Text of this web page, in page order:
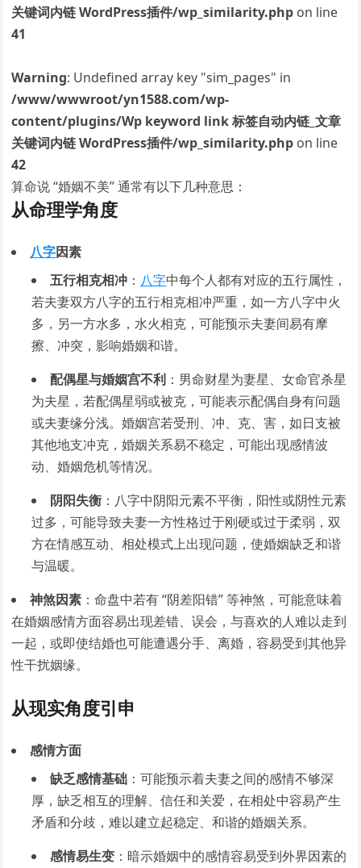
关键词内链 WordPress插件/wp_similarity.php on line
41
Warning: Undefined array key "sim_pages" in
/www/wwwroot/yn1588.com/wp-
content/plugins/Wp keyword link 标签自动内链_文章
关键词内链 WordPress插件/wp_similarity.php on line
42
算命说 “婚姻不美” 通常有以下几种意思：
从命理学角度
八字因素
五行相克相冲 ： 八字中每个人都有对应的五行属性，
若夫妻双方八字的五行相克相冲严重，如一方八字中火
多，另一方水多，水火相克，可能预示夫妻间易有摩
擦、冲突，影响婚姻和谐。
配偶星与婚姻宫不利 ：男命财星为妻星、女命官杀星
为夫星，若配偶星弱或被克，可能表示配偶自身有问题
或夫妻缘分浅。婚姻宫若受刑、冲、克、害，如日支被
其他地支冲克，婚姻关系易不稳定，可能出现感情波
动、婚姻危机等情况。
阴阳失衡 ：八字中阴阳元素不平衡，阳性或阴性元素
过多，可能导致夫妻一方性格过于刚硬或过于柔弱，双
方在情感互动、相处模式上出现问题，使婚姻缺乏和谐
与温暖。
神煞因素 ：命盘中若有 “阴差阳错” 等神煞，可能意味着
在婚姻感情方面容易出现差错、误会，与喜欢的人难以走到
一起，或即使结婚也可能遭遇分手、离婚，容易受到其他异
性干扰姻缘。
从现实角度引申
感情方面
缺乏感情基础 ：可能预示着夫妻之间的感情不够深
厚，缺乏相互的理解、信任和关爱，在相处中容易产生
矛盾和分歧，难以建立起稳定、和谐的婚姻关系。
感情易生变 ：暗示婚姻中的感情容易受到外界因素的